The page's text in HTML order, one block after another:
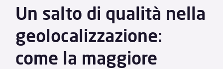
Un salto di qualità nella
geolocalizzazione:
come la maggiore